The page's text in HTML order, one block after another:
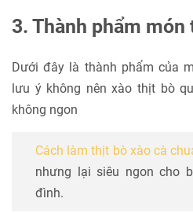
3. Thành phẩm
Dưới đây là thành phẩm của
lưu ý không nên xào thịt bò
không ngon
Cách làm thịt bò xào cà
nhưng lại siêu ngon cho
đình.